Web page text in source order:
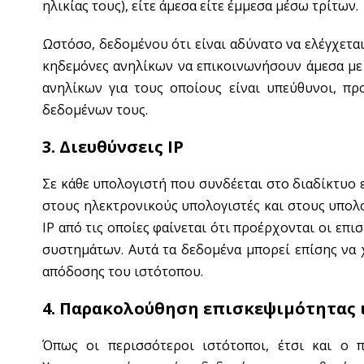
ηλικίας τους), είτε άμεσα είτε έμμεσα μέσω τρίτων.
Ωστόσο, δεδομένου ότι είναι αδύνατο να
κηδεμόνες ανηλίκων να επικοινωνήσουν άμεσα
ανηλίκων για τους οποίους είναι υπεύθυνοι,
δεδομένων τους.
3. Διευθύνσεις IP
Σε κάθε υπολογιστή που συνδέεται στο
στους ηλεκτρονικούς υπολογιστές και στους
IP από τις οποίες φαίνεται ότι προέρχονται οι
συστημάτων. Αυτά τα δεδομένα μπορεί επίσης
απόδοσης του ιστότοπου.
4. Παρακολούθηση
Όπως οι περισσότεροι ιστότοποι, έτσι και ο